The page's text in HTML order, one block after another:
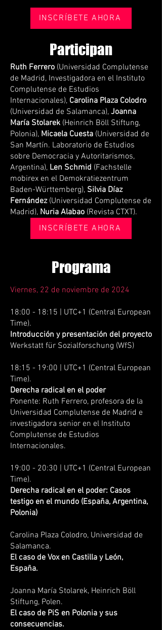
INSCRÍBETE AHORA
Participan
Ruth Ferrero (Universidad Complutense
de Madrid, Investigadora en el Instituto
Complutense de Estudios
Internacionales), Carolina Plaza Colodro
(Universidad de Salamanca), Joanna
María Stolarek (Heinrich Böll Stiftung,
Polonia), Micaela Cuesta (Universidad de
San Martín. Laboratorio de Estudios
sobre Democracia y Autoritarismos,
Argentina), Len Schmid (Fachstelle
mobirex en el Demokratiezentrum
Baden-Württemberg), Silvia Díaz
Fernández(Universidad Complutense de
Madrid), Nuria Alabao (Revista CTXT).
INSCRÍBETE AHORA
Programa
Viernes, 22 de noviembre de 2024
18:00 - 18:15 | UTC+1 (Central European
Time).
Introducción y presentación del proyecto
Werkstatt für Sozialforschung (WfS)
18:15 - 19:00 | UTC+1 (Central European
Time).
Derecha radical en el poder
Ponente: Ruth Ferrero, profesora de la
Universidad Complutense de Madrid e
investigadora senior en el Instituto
Complutense de Estudios
Internacionales.
19:00 - 20:30 | UTC+1 (Central European
Time).
Derecha radical en el poder: Casos
testigo en el mundo (España, Argentina,
Polonia)
Carolina Plaza Colodro, Universidad de
Salamanca.
El caso de Vox en Castilla y León,
España.
Joanna María Stolarek, Heinrich Böll
Stiftung, Polen.
El caso de PiS en Polonia y sus
consecuencias.